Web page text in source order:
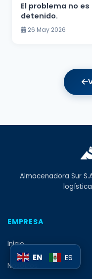
EN ES
El problema no
detenido.
26 May 2026
Almacenadora Sur
EMPRESA
Inicio
Nosotros